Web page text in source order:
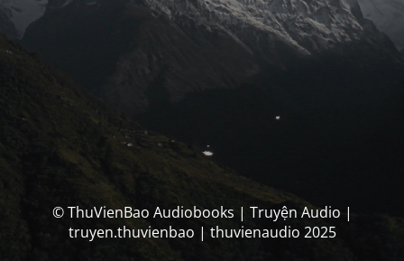
© ThuVienBao Audiobooks | Truyện Audio |
truyen.thuvienbao | thuvienaudio 2025